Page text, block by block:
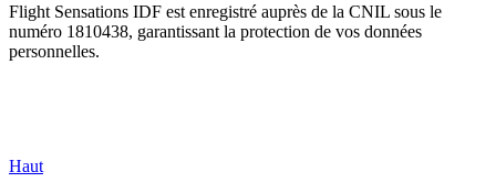
Flight Sensations IDF est enregistré auprès de la CNIL sous le
numéro 1810438, garantissant la protection de vos données
personnelles.
Haut